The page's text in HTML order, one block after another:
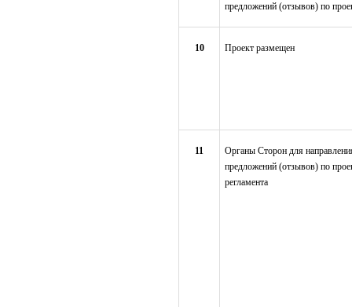
предложений (отзывов) по
10 Проект размещен
11
Органы Сторон для
предложений (отзывов) по
регламента